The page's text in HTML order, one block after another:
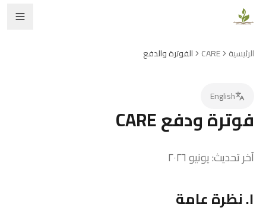
الرئيسية CARE الفوترة والدفع
فوترة ودفع CARE
English
آخر تحديث: يونيو ٢٠٢٦
١. نظرة عامة